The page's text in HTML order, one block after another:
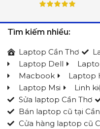
Tìm kiếm nhiều:
Laptop Cần Thơ
Laptop Dell
Macbook
Laptop
Laptop Msi
Linh
Sửa laptop Cần Thơ
Bán laptop cũ tại
Cửa hàng laptop cũ